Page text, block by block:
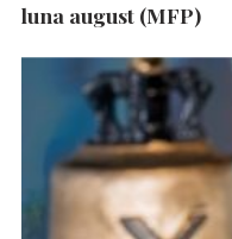
luna august (MFP)